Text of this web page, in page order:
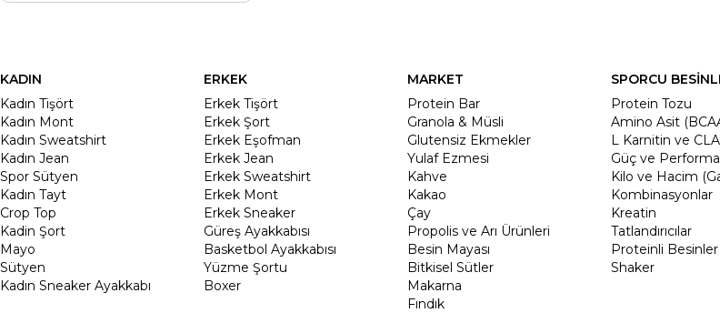
KADIN
Kadın Tişört
Kadın Mont
Kadın Sweatshirt
Kadın Jean
Spor Sütyen
Kadın Tayt
Crop Top
Kadin Şort
Mayo
Sütyen
Kadın Sneaker Ayakkabı
ERKEK
Erkek Tişört
Erkek Şort
Erkek Eşofman
Erkek Jean
Erkek Sweatshirt
Erkek Mont
Erkek Sneaker
Güreş Ayakkabısı
Basketbol Ayakkabısı
Yüzme Şortu
Boxer
MARKET
Protein Bar
Granola & Müsli
Glutensiz Ekmekler
Yulaf Ezmesi
Kahve
Kakao
Çay
Propolis ve Arı Ürünleri
Besin Mayası
Bitkisel Sütler
Makarna
Fındık
SPORCU
Protein Tozu
Amino Asit
L Karnitin ve CLA
Güç ve
Kilo ve Hacim
Kombinasyonlar
Kreatin
Tatlandırıcılar
Proteinli Besinler
Shaker